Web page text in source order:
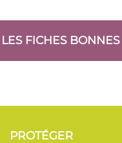
FICHES
PROTÉGER